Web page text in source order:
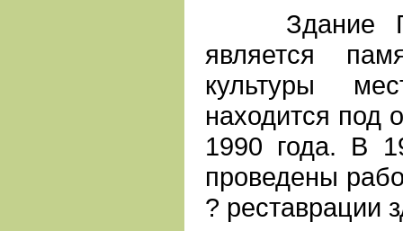
Здание
является
культуры
находится под
1990 года. В
проведены
? реставрации